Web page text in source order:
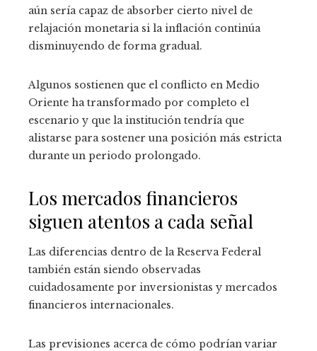
aún sería capaz de absorber cierto nivel de
relajación monetaria si la inflación continúa
disminuyendo de forma gradual.
Algunos sostienen que el conflicto en Medio
Oriente ha transformado por completo el
escenario y que la institución tendría que
alistarse para sostener una posición más estricta
durante un periodo prolongado.
Los mercados financieros
siguen atentos a cada señal
Las diferencias dentro de la Reserva Federal
también están siendo observadas
cuidadosamente por inversionistas y mercados
financieros internacionales.
Las previsiones acerca de cómo podrían variar